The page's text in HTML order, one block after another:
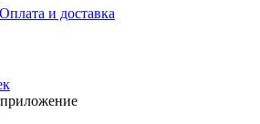
Оплата и доставка
приложение